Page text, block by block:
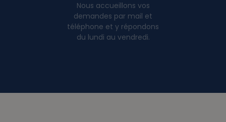
Nous accueillons vos
demandes par mail et
téléphone et y répondons
du lundi au vendredi.